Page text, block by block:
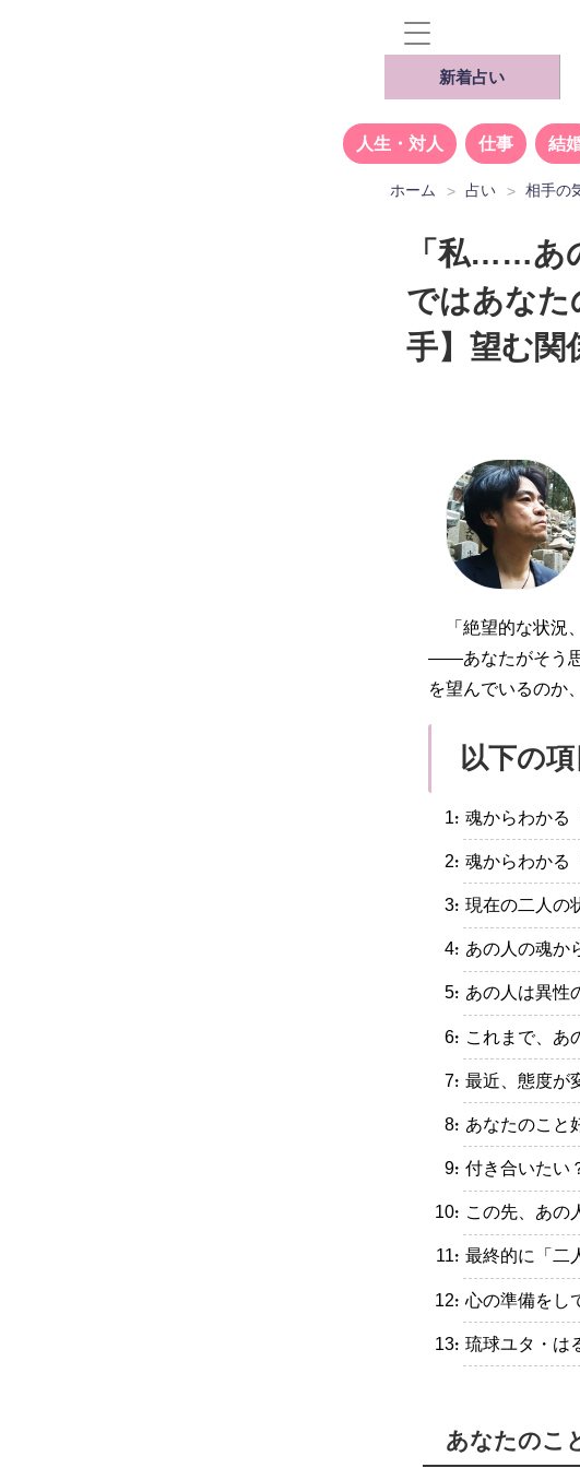
新着占い
人生・対人 仕事 結
ホーム 占い 相手の
「私……あ
ではあな
手】望む関
「絶望的な状況
――あなたがそう思
を望んでいるのか
以下の
・魂からわかる
・魂からわかる
・現在の二人
・あの人の魂か
・あの人は異性
・これまで、あ
・最近、態度が
・あなたのこと
・付き合いたい
・この先、あの
・最終的に「二
・心の準備をし
・琉球ユタ・は
あなたのこ